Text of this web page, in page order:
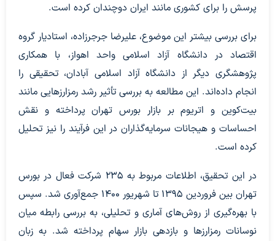
پرسش را برای کشوری مانند ایران دوچندان کرده است.
برای بررسی بیشتر این موضوع، علیرضا جرجرزاده، استادیار گروه
اقتصاد در دانشگاه آزاد اسلامی واحد اهواز، با همکاری
پژوهشگری دیگر از دانشگاه آزاد اسلامی آبادان، تحقیقی را
انجام داده‌اند. این مطالعه به بررسی تأثیر رشد رمزارزهایی مانند
بیت‌کوین و اتریوم بر بازار بورس تهران پرداخته و نقش
احساسات و هیجانات سرمایه‌گذاران در این فرآیند را نیز تحلیل
کرده است.
در این تحقیق، اطلاعات مربوط به ۲۳۵ شرکت فعال در بورس
تهران بین فروردین ۱۳۹۵ تا شهریور ۱۴۰۰ جمع‌آوری شد. سپس
با بهره‌گیری از روش‌های آماری و تحلیلی، به بررسی رابطه میان
نوسانات رمزارزها و بازدهی بازار سهام پرداخته شد. به زبان